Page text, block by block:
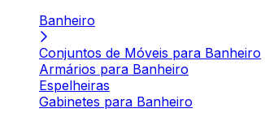
Banheiro
Conjuntos de Móveis para Banheiro
Armários para Banheiro
Espelheiras
Gabinetes para Banheiro